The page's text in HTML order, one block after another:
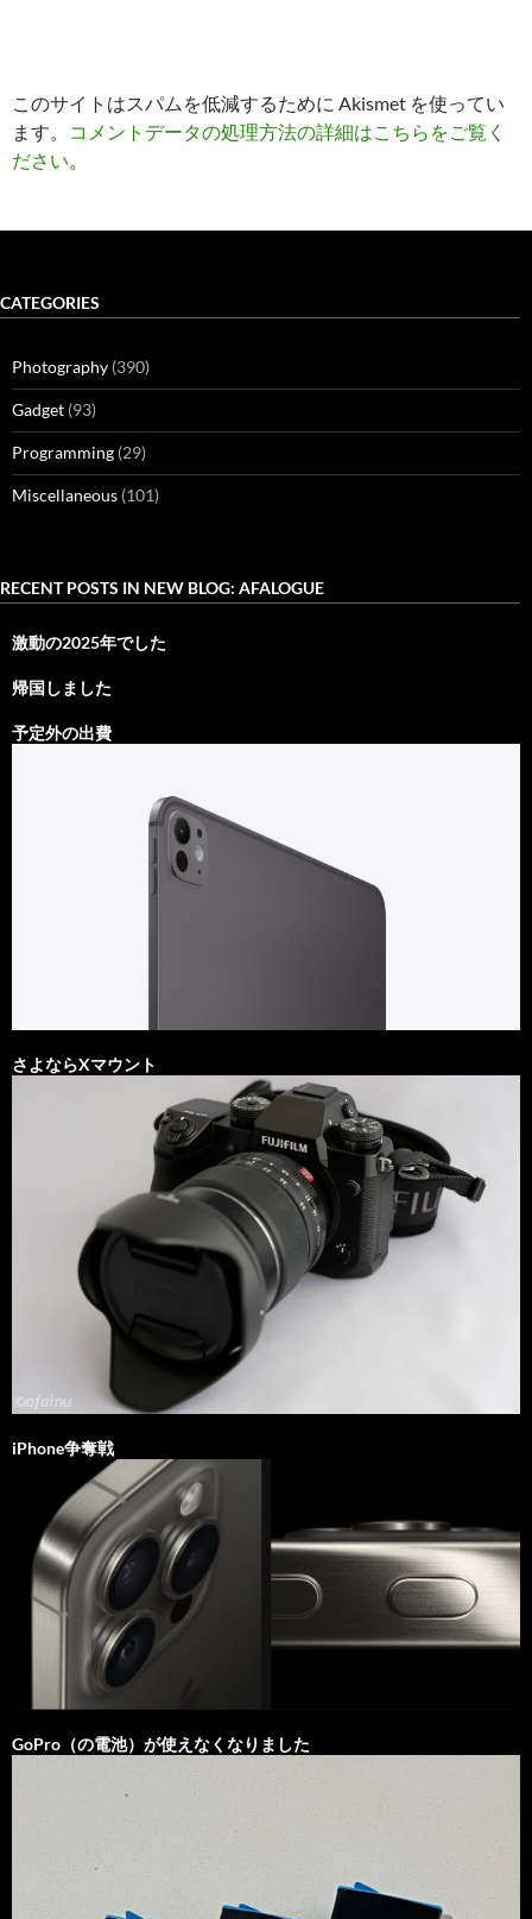
このサイトはスパムを低減するために Akismet を使ってい
ます。
コメントデータの処理方法の詳細はこちらをご覧く
ださい。
CATEGORIES
Photography (390)
Gadget (93)
Programming (29)
Miscellaneous (101)
RECENT POSTS IN NEW BLOG: AFALOGUE
激動の2025年でした
帰国しました
予定外の出費
さよならXマウント
iPhone争奪戦
GoPro（の電池）が使えなくなりました